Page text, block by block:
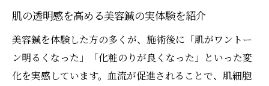
肌の透明感を高める美容鍼の実体験を紹介
美容鍼を体験した方の多くが、施術後に「肌がワントー
ン明るくなった」「化粧のりが良くなった」といった変
化を実感しています。血流が促進されることで、肌細胞